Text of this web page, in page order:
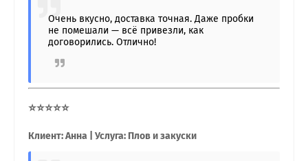
Очень вкусно, доставка точная. Даже пробки
не помешали — всё привезли, как
договорились. Отлично!
⭐⭐⭐⭐⭐
Клиент: Анна | Услуга: Плов и закуски